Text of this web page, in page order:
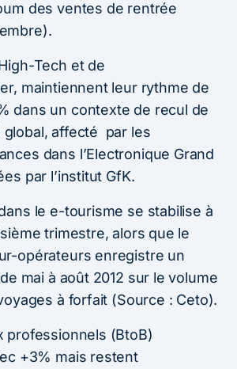
des ventes de rentrée
Tech et de
maintiennent leur rythme de
dans un contexte de recul de
global, affecté par les
dans l’Electronique Grand
par l’institut GfK.
le e-tourisme se stabilise à
trimestre, alors que le
opérateurs enregistre un
mai à août 2012 sur le volume
à forfait (Source : Ceto).
professionnels (BtoB)
+3% mais restent